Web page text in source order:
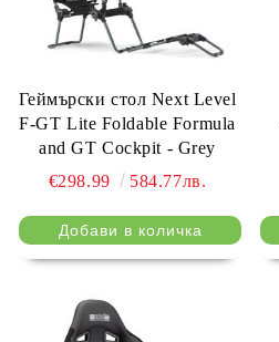
Геймърски стол Next Level
F-GT Lite Foldable Formula
and GT Cockpit - Grey
€298.99
584.77лв.